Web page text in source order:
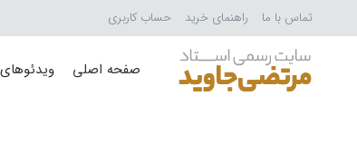
تماس با ما راهنمای خرید حساب کاربری
صفحه اصلی